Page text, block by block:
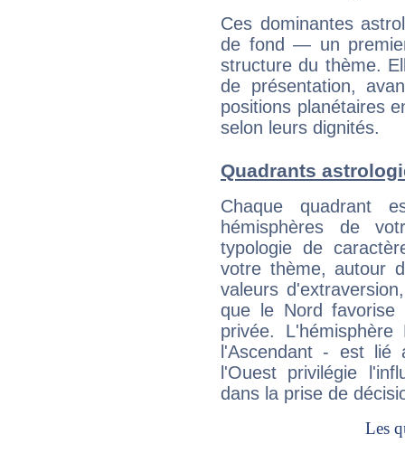
Ces dominantes
de fond — un
structure du thème.
de présentation,
positions planétaires
selon leurs dignités.
Quadrants
Chaque quadrant
hémisphères de
typologie de
votre thème, autour
valeurs
que le Nord favorise
privée.
l'Ascendant - est
l'Ouest privilégie
dans la prise de